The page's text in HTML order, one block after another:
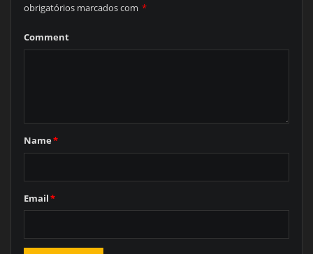
obrigatórios marcados com *
Comment
Name*
Email*